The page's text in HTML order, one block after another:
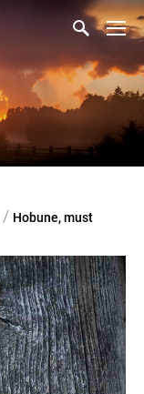
/ Hobune, must